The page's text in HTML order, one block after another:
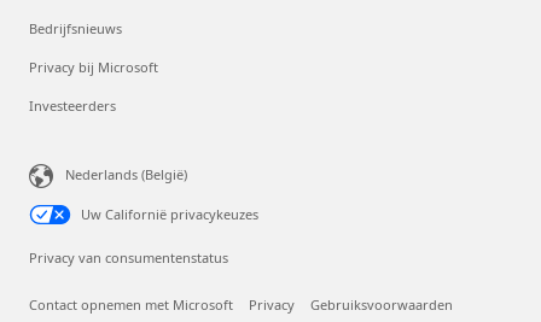
Bedrijfsnieuws
Privacy bij Microsoft
Investeerders
Nederlands (België)
Uw Californië privacykeuzes
Privacy van consumentenstatus
Contact opnemen met Microsoft Privacy Gebruiksvoorwaarden